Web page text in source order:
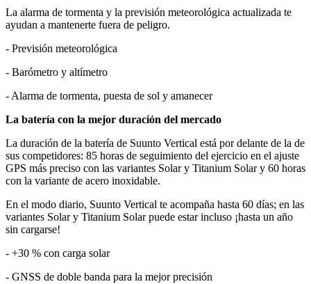
La alarma de tormenta y la previsión meteorológica actualizada te
ayudan a mantenerte fuera de peligro.
- Previsión meteorológica
- Barómetro y altímetro
- Alarma de tormenta, puesta de sol y amanecer
La batería con la mejor duración del mercado
La duración de la batería de Suunto Vertical está por delante de la de
sus competidores: 85 horas de seguimiento del ejercicio en el ajuste
GPS más preciso con las variantes Solar y Titanium Solar y 60 horas
con la variante de acero inoxidable.
En el modo diario, Suunto Vertical te acompaña hasta 60 días; en las
variantes Solar y Titanium Solar puede estar incluso ¡hasta un año
sin cargarse!
- +30 % con carga solar
- GNSS de doble banda para la mejor precisión